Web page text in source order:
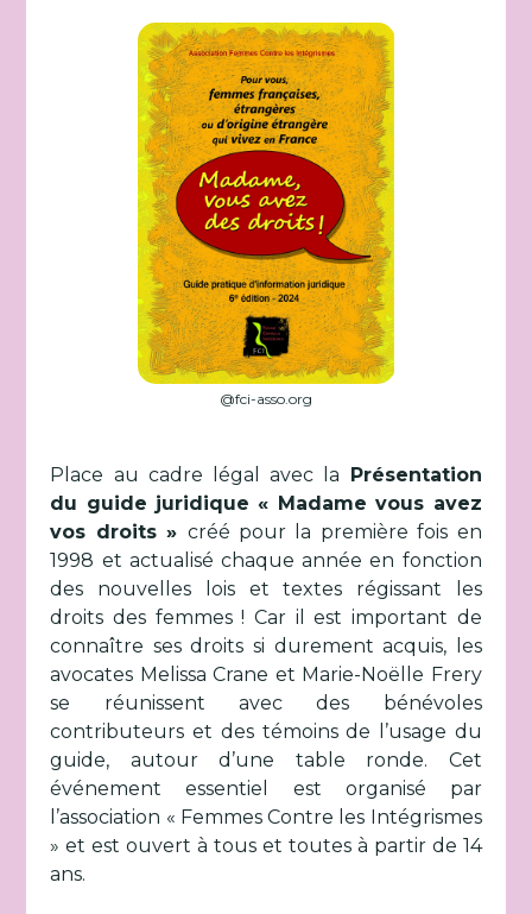
@fci-asso.org
Place au cadre légal avec la Présentation
du guide juridique « Madame vous avez
vos droits » créé pour la première fois en
1998 et actualisé chaque année en fonction
des nouvelles lois et textes régissant les
droits des femmes ! Car il est important de
connaître ses droits si durement acquis, les
avocates Melissa Crane et Marie-Noëlle Frery
se réunissent avec des bénévoles
contributeurs et des témoins de l’usage du
guide, autour d’une table ronde. Cet
événement essentiel est organisé par
l’association « Femmes Contre les Intégrismes
» et est ouvert à tous et toutes à partir de 14
ans.